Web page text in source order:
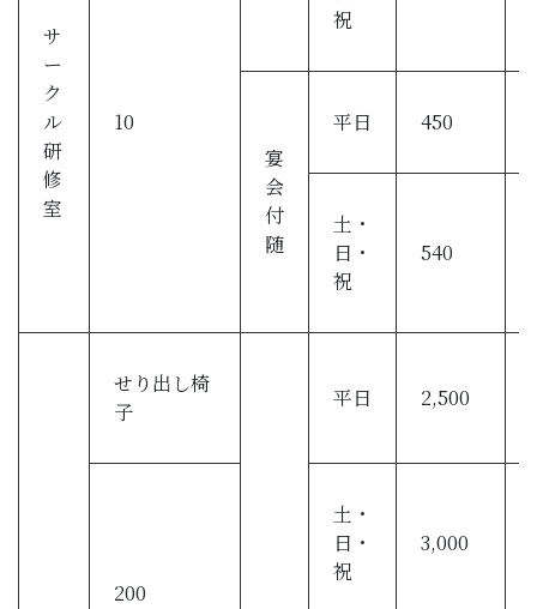
サ
ー
ク
ル
研
修
室
10
祝
宴
会
付
随
平日 450
土・
日・
祝
540
せり出し椅
子
平日 2,500
200
土・
日・
祝
3,000